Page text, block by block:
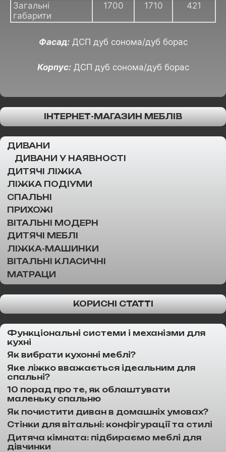
Загальні
габарити
1700 1710 421
Фасад:ДСП дуб сонома/дуб борас
Корпус:ДСП дуб сонома/дуб борас
ІНТЕРНЕТ-МАГАЗИН МЕБЛІВ
ДИВАНИ
ДИВАНИ У НАЯВНОСТІ
ДИТЯЧІ ЛІЖКА
ЛІЖКА ПОДІУМИ
СПАЛЬНІ
ПРИХОЖІ
ВІТАЛЬНІ МОДЕРН
ДИТЯЧІ МЕБЛІ
ЛІЖКА-МАШИНКИ
ВІТАЛЬНІ КЛАСИЧНІ
МАТРАЦИ
КОРИСНІ СТАТТІ
Функціональні системи і механізми для
кухні
Як вибрати кухонні меблі?
Яке ліжко вважається ідеальним для
спальні?
10 порад про те, як облаштувати
маленьку спальню
Як почистити диван в домашніх умовах?
Стінки для вітальні: конфігурації та стилі
Дитяча кімната: підбираємо меблі для
дівчинки